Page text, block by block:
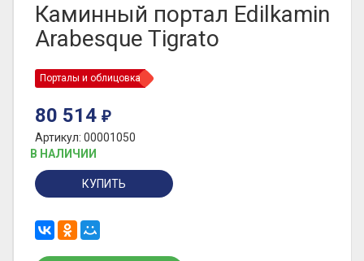
Каминный портал Edilkamin
Arabesque Tigrato
Порталы и облицовка
80 514 ₽
Артикул: 00001050
В НАЛИЧИИ
КУПИТЬ